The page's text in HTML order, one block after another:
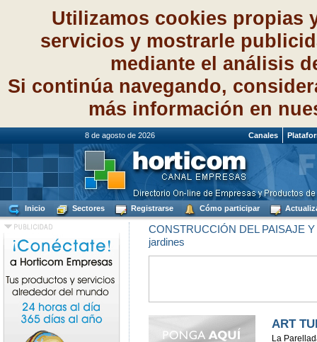
Utilizamos cookies propias
servicios y mostrarle
mediante el análisis
Si continúa navegando,
más información en
8 de agosto de 2026 Canales
Inicio Sectores Registrarse Cómo participar
CONSTRUCCIÓN DEL PAISAJE
jardines
ART
La